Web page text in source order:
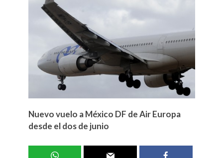
Nuevo vuelo a México DF de Air Europa
desde el dos de junio